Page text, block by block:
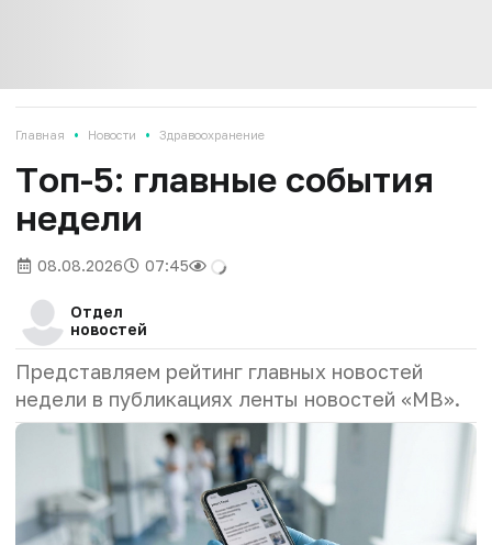
Главная • Новости • Здравоохранение
Tоп-5: главные события
недели
08.08.2026 07:45
Отдел
новостей
Представляем рейтинг главных новостей
недели в публикациях ленты новостей «МВ».